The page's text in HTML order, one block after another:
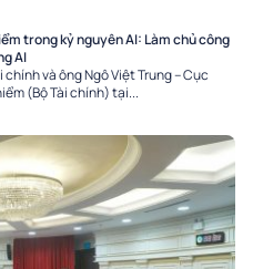
trong kỷ nguyên AI: Làm chủ công
AI
chính và ông Ngô Việt Trung – Cục
(Bộ Tài chính) tại...